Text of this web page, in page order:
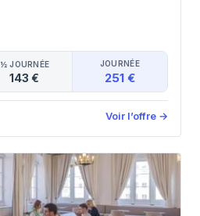
½ JOURNÉE
143 €
JOURNÉE
251 €
Voir l’offre →